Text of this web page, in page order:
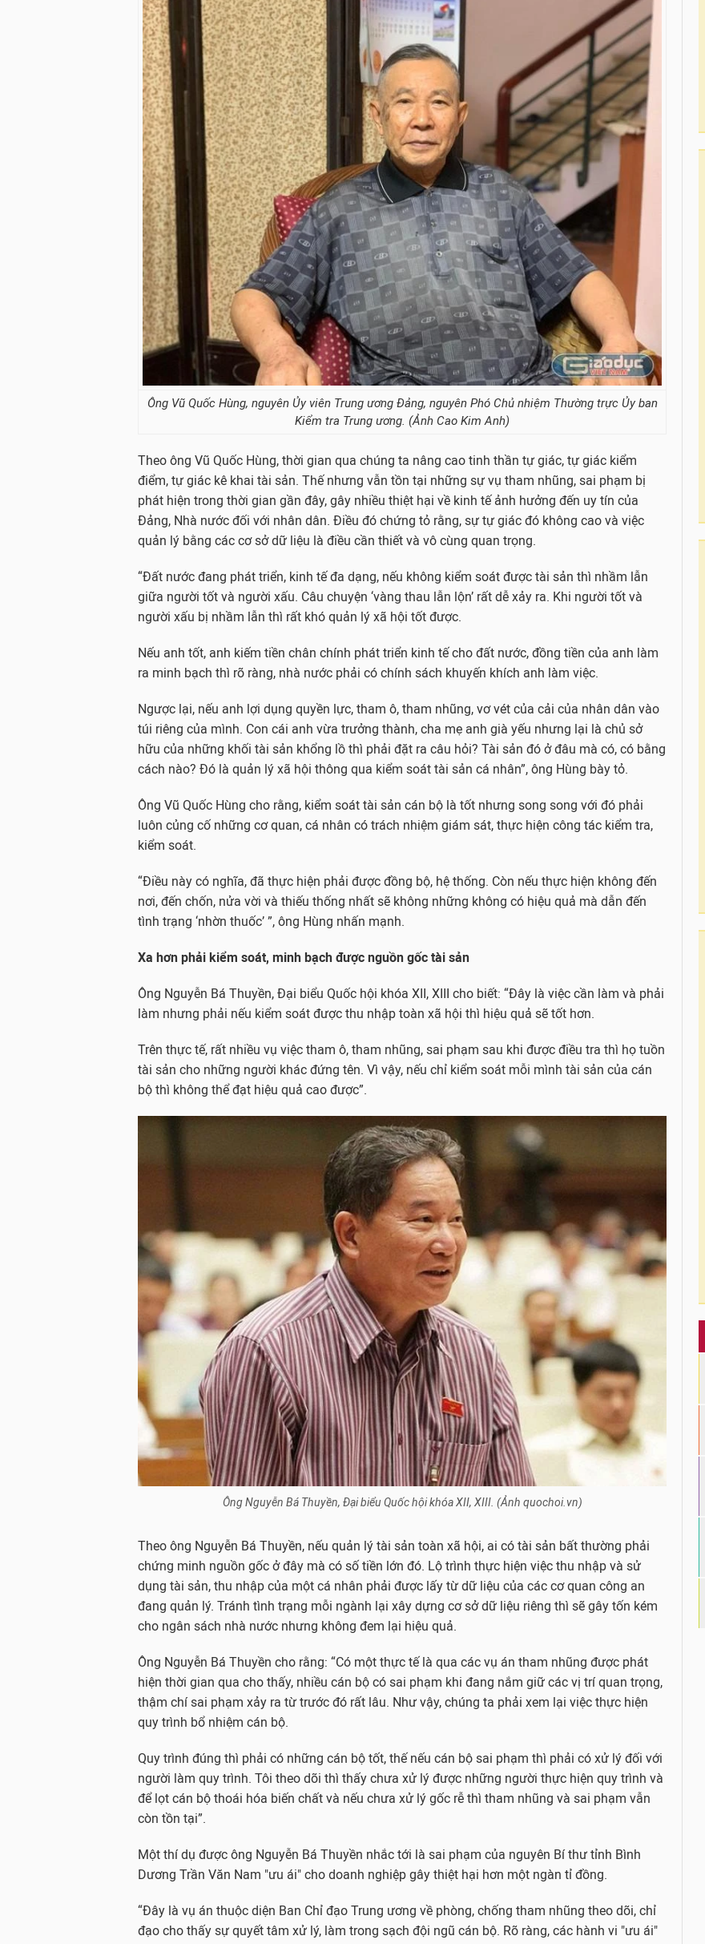
Ông Vũ Quốc Hùng, nguyên Ủy viên Trung ương Đảng, nguyên Phó Chủ nhiệm Thường trực Ủy ban
Kiểm tra Trung ương. (Ảnh Cao Kim Anh)
Theo ông Vũ Quốc Hùng, thời gian qua chúng ta nâng cao tinh thần tự giác, tự giác kiểm
điểm, tự giác kê khai tài sản. Thế nhưng vẫn tồn tại những sự vụ tham nhũng, sai phạm bị
phát hiện trong thời gian gần đây, gây nhiều thiệt hại về kinh tế ảnh hưởng đến uy tín của
Đảng, Nhà nước đối với nhân dân. Điều đó chứng tỏ rằng, sự tự giác đó không cao và việc
quản lý bằng các cơ sở dữ liệu là điều cần thiết và vô cùng quan trọng.
“Đất nước đang phát triển, kinh tế đa dạng, nếu không kiểm soát được tài sản thì nhầm lẫn
giữa người tốt và người xấu. Câu chuyện ‘vàng thau lẫn lộn’ rất dễ xảy ra. Khi người tốt và
người xấu bị nhầm lẫn thì rất khó quản lý xã hội tốt được.
Nếu anh tốt, anh kiếm tiền chân chính phát triển kinh tế cho đất nước, đồng tiền của anh làm
ra minh bạch thì rõ ràng, nhà nước phải có chính sách khuyến khích anh làm việc.
Ngược lại, nếu anh lợi dụng quyền lực, tham ô, tham nhũng, vơ vét của cải của nhân dân vào
túi riêng của mình. Con cái anh vừa trưởng thành, cha mẹ anh già yếu nhưng lại là chủ sở
hữu của những khối tài sản khổng lồ thì phải đặt ra câu hỏi? Tài sản đó ở đâu mà có, có bằng
cách nào? Đó là quản lý xã hội thông qua kiểm soát tài sản cá nhân”, ông Hùng bày tỏ.
Ông Vũ Quốc Hùng cho rằng, kiểm soát tài sản cán bộ là tốt nhưng song song với đó phải
luôn củng cố những cơ quan, cá nhân có trách nhiệm giám sát, thực hiện công tác kiểm tra,
kiểm soát.
“Điều này có nghĩa, đã thực hiện phải được đồng bộ, hệ thống. Còn nếu thực hiện không đến
nơi, đến chốn, nửa vời và thiếu thống nhất sẽ không những không có hiệu quả mà dẫn đến
tình trạng ‘nhờn thuốc’ ”, ông Hùng nhấn mạnh.
Xa hơn phải kiểm soát, minh bạch được nguồn gốc tài sản
Ông Nguyễn Bá Thuyền, Đại biểu Quốc hội khóa XII, XIII cho biết: “Đây là việc cần làm và phải
làm nhưng phải nếu kiểm soát được thu nhập toàn xã hội thì hiệu quả sẽ tốt hơn.
Trên thực tế, rất nhiều vụ việc tham ô, tham nhũng, sai phạm sau khi được điều tra thì họ tuồn
tài sản cho những người khác đứng tên. Vì vậy, nếu chỉ kiểm soát mỗi mình tài sản của cán
bộ thì không thể đạt hiệu quả cao được”.
Ông Nguyễn Bá Thuyền, Đại biểu Quốc hội khóa XII, XIII. (Ảnh quochoi.vn)
Theo ông Nguyễn Bá Thuyền, nếu quản lý tài sản toàn xã hội, ai có tài sản bất thường phải
chứng minh nguồn gốc ở đây mà có số tiền lớn đó. Lộ trình thực hiện việc thu nhập và sử
dụng tài sản, thu nhập của một cá nhân phải được lấy từ dữ liệu của các cơ quan công an
đang quản lý. Tránh tình trạng mỗi ngành lại xây dựng cơ sở dữ liệu riêng thì sẽ gây tốn kém
cho ngân sách nhà nước nhưng không đem lại hiệu quả.
Ông Nguyễn Bá Thuyền cho rằng: “Có một thực tế là qua các vụ án tham nhũng được phát
hiện thời gian qua cho thấy, nhiều cán bộ có sai phạm khi đang nắm giữ các vị trí quan trọng,
thậm chí sai phạm xảy ra từ trước đó rất lâu. Như vậy, chúng ta phải xem lại việc thực hiện
quy trình bổ nhiệm cán bộ.
Quy trình đúng thì phải có những cán bộ tốt, thế nếu cán bộ sai phạm thì phải có xử lý đối với
người làm quy trình. Tôi theo dõi thì thấy chưa xử lý được những người thực hiện quy trình và
để lọt cán bộ thoái hóa biến chất và nếu chưa xử lý gốc rễ thì tham nhũng và sai phạm vẫn
còn tồn tại”.
Một thí dụ được ông Nguyễn Bá Thuyền nhắc tới là sai phạm của nguyên Bí thư tỉnh Bình
Dương Trần Văn Nam "ưu ái" cho doanh nghiệp gây thiệt hại hơn một ngàn tỉ đồng.
“Đây là vụ án thuộc diện Ban Chỉ đạo Trung ương về phòng, chống tham nhũng theo dõi, chỉ
đạo cho thấy sự quyết tâm xử lý, làm trong sạch đội ngũ cán bộ. Rõ ràng, các hành vi "ưu ái"